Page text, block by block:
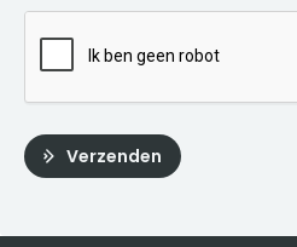
Verzenden